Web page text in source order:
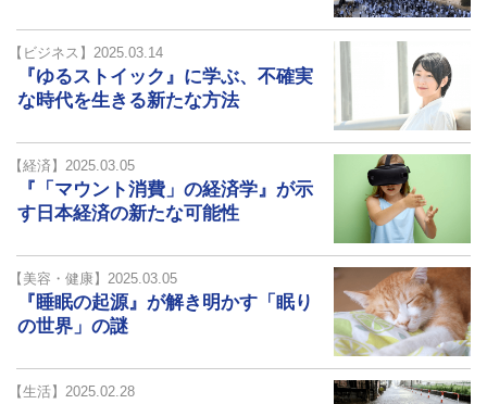
【ビジネス】2025.03.14
『ゆるストイック』に学ぶ、不確実
な時代を生きる新たな方法
【経済】2025.03.05
『「マウント消費」の経済学』が示
す日本経済の新たな可能性
【美容・健康】2025.03.05
『睡眠の起源』が解き明かす「眠り
の世界」の謎
【生活】2025.02.28